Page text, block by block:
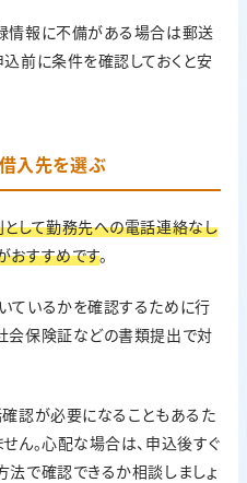
情報に不備がある場合は郵送
前に条件を確認しておくと安
入先を選ぶ
して勤務先への電話連絡なし
おすすめです。
ているかを確認するために行
会保険証などの書類提出で対
認が必要になることもあるた
ん。心配な場合は、申込後すぐ
で確認できるか相談しましょ